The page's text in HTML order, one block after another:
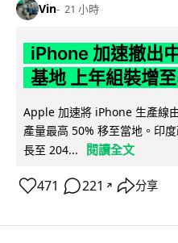
Vin 21 小時
iPhone 加速撤出
基地 上年組裝增
Apple 加速將 iPhone 生產線
產量最高 50% 移至當地。印
長至 204...
閱讀全文
471 221 ↗ 分享